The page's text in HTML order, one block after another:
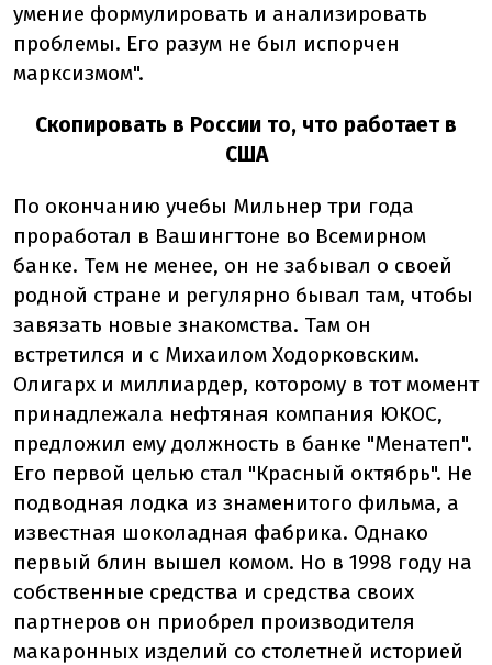
умение формулировать и анализировать
проблемы. Его разум не был испорчен
марксизмом".
Скопировать в России то, что работает в
США
По окончанию учебы Мильнер три года
проработал в Вашингтоне во Всемирном
банке. Тем не менее, он не забывал о своей
родной стране и регулярно бывал там, чтобы
завязать новые знакомства. Там он
встретился и с Михаилом Ходорковским.
Олигарх и миллиардер, которому в тот момент
принадлежала нефтяная компания ЮКОС,
предложил ему должность в банке "Менатеп".
Его первой целью стал "Красный октябрь". Не
подводная лодка из знаменитого фильма, а
известная шоколадная фабрика. Однако
первый блин вышел комом. Но в 1998 году на
собственные средства и средства своих
партнеров он приобрел производителя
макаронных изделий со столетней историей